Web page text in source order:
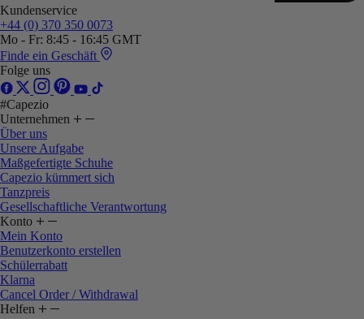
Kundenservice
+44 (0) 370 350 0073
Mo - Fr: 8:45 - 16:45 GMT
Finde ein Geschäft
Folge uns
#Capezio
Unternehmen
Über uns
Unsere Aufgabe
Maßgefertigte Schuhe
Capezio kümmert sich
Tanzpreis
Gesellschaftliche Verantwortung
Konto
Mein Konto
Benutzerkonto erstellen
Schülerrabatt
Klarna
Cancel Order / Withdrawal
Helfen